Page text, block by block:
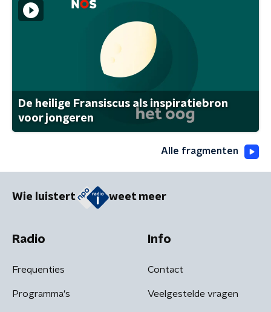
De heilige Fransiscus als inspiratiebron
voor jongeren
Alle fragmenten
Wie luistert weet meer
Radio
Frequenties
Programma's
Info
Contact
Veelgestelde vragen